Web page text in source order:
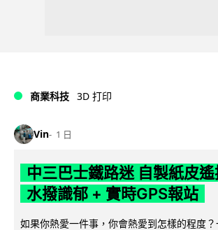
商業科技 3D 打印
Vin 1 日
中三巴士鐵路迷 自製紙皮
水撥識郁 + 實時GPS報站
如果你熱愛一件事，你會熱愛到怎樣的程度